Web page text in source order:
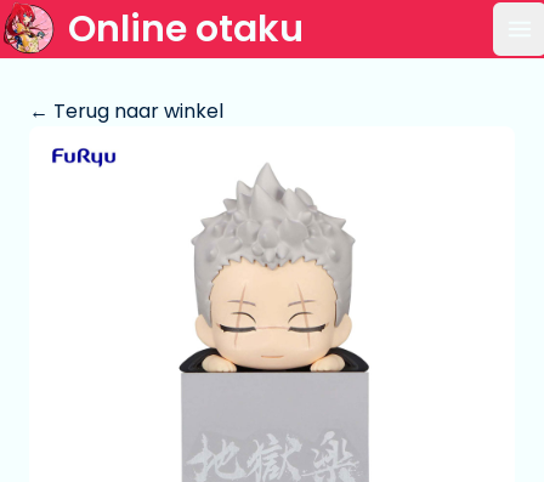
Online otaku
← Terug naar winkel